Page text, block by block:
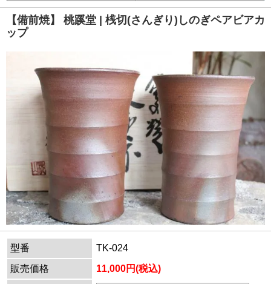
【備前焼】 桃蹊堂 | 桟切(さんぎり)しのぎペアビアカ
ップ
型番
TK-024
販売価格
11,000円(税込)